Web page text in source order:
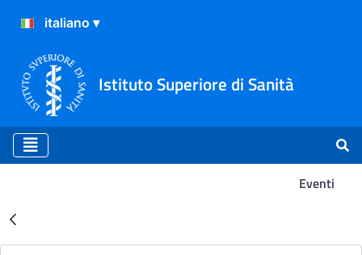
Istituto Superiore di Sanità
Eventi
Risultati della Ricerca -